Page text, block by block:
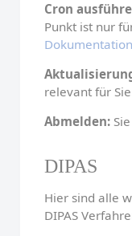
Cron
Punkt ist nur
Dokumentation
relevant für
Abmelden:
DIPAS
Hier sind alle
DIPAS